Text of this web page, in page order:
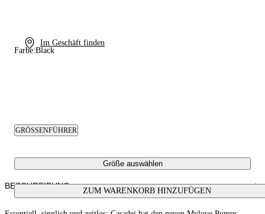
Im Geschäft finden
Farbe:Black
GRÖSSENFÜHRER
Größe auswählen
ZUM WARENKORB HINZUFÜGEN
BESCHREIBUNG